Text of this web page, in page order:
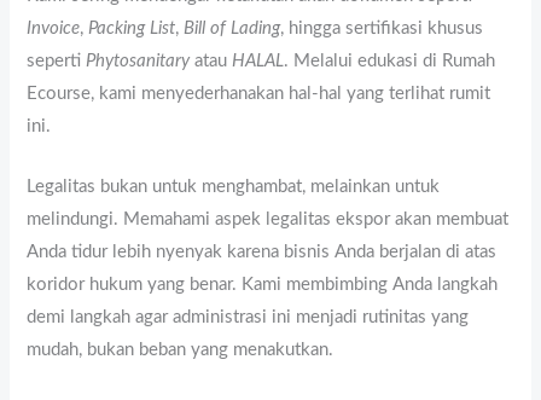
Invoice, Packing List, Bill of Lading, hingga sertifikasi khusus
seperti Phytosanitaryatau HALAL. Melalui edukasi di Rumah
Ecourse, kami menyederhanakan hal-hal yang terlihat rumit
ini.
Legalitas bukan untuk menghambat, melainkan untuk
melindungi. Memahami aspek legalitas ekspor akan membuat
Anda tidur lebih nyenyak karena bisnis Anda berjalan di atas
koridor hukum yang benar. Kami membimbing Anda langkah
demi langkah agar administrasi ini menjadi rutinitas yang
mudah, bukan beban yang menakutkan.